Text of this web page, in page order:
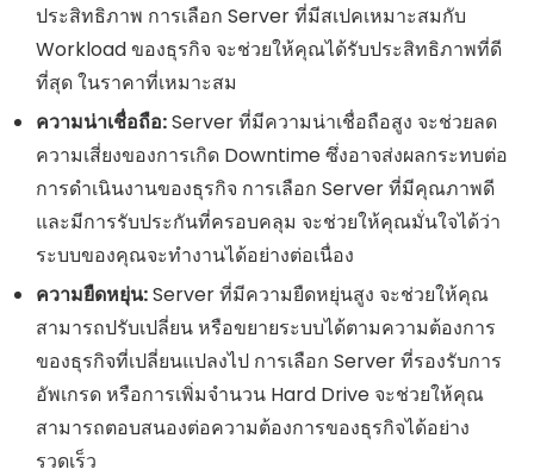
ประสิทธิภาพ การเลือก Server ที่มีสเปคเหมาะสมกับ
Workload ของธุรกิจ จะช่วยให้คุณได้รับประสิทธิภาพที่ดี
ที่สุด ในราคาที่เหมาะสม
ความน่าเชื่อถือ:Server ที่มีความน่าเชื่อถือสูง จะช่วยลด
ความเสี่ยงของการเกิด Downtime ซึ่งอาจส่งผลกระทบต่อ
การดำเนินงานของธุรกิจ การเลือก Server ที่มีคุณภาพดี
และมีการรับประกันที่ครอบคลุม จะช่วยให้คุณมั่นใจได้ว่า
ระบบของคุณจะทำงานได้อย่างต่อเนื่อง
ความยืดหยุ่น:Server ที่มีความยืดหยุ่นสูง จะช่วยให้คุณ
สามารถปรับเปลี่ยน หรือขยายระบบได้ตามความต้องการ
ของธุรกิจที่เปลี่ยนแปลงไป การเลือก Server ที่รองรับการ
อัพเกรด หรือการเพิ่มจำนวน Hard Drive จะช่วยให้คุณ
สามารถตอบสนองต่อความต้องการของธุรกิจได้อย่าง
รวดเร็ว